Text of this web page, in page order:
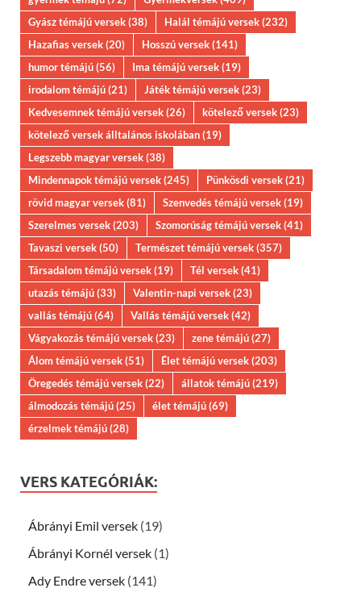
Gyász témájú versek(38) Halál témájú versek(232)
Hazafias versek(20) Hosszú versek(141)
humor témájú(56) Ima témájú versek(19)
irodalom témájú(21) Játék témájú versek(23)
Kedvesemnek témájú versek(26) kötelező versek(23)
kötelező versek álltalános iskolában(19)
Legszebb magyar versek(38)
Mindennapok témájú versek(245) Pünkösdi versek(21)
rövid magyar versek(81) Szenvedés témájú versek(19)
Szerelmes versek(203) Szomorúság témájú versek(41)
Tavaszi versek(50) Természet témájú versek(357)
Társadalom témájú versek(19) Tél versek(41)
utazás témájú(33) Valentin-napi versek(23)
vallás témájú(64) Vallás témájú versek(42)
Vágyakozás témájú versek(23) zene témájú(27)
Álom témájú versek(51) Élet témájú versek(203)
Öregedés témájú versek(22) állatok témájú(219)
álmodozás témájú(25) élet témájú(69)
érzelmek témájú(28)
VERS KATEGÓRIÁK:
Ábrányi Emil versek (19)
Ábrányi Kornél versek (1)
Ady Endre versek (141)